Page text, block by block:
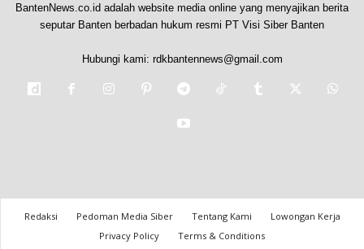
BantenNews.co.id adalah website media online yang menyajikan berita
seputar Banten berbadan hukum resmi PT Visi Siber Banten
Hubungi kami: rdkbantennews@gmail.com
Redaksi Pedoman Media Siber Tentang Kami
Lowongan Kerja
Privacy Policy
Terms & Conditions